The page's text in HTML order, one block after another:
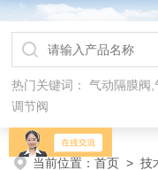
热门关键词：气动隔膜阀,
调节阀
当前位置：首页 >技